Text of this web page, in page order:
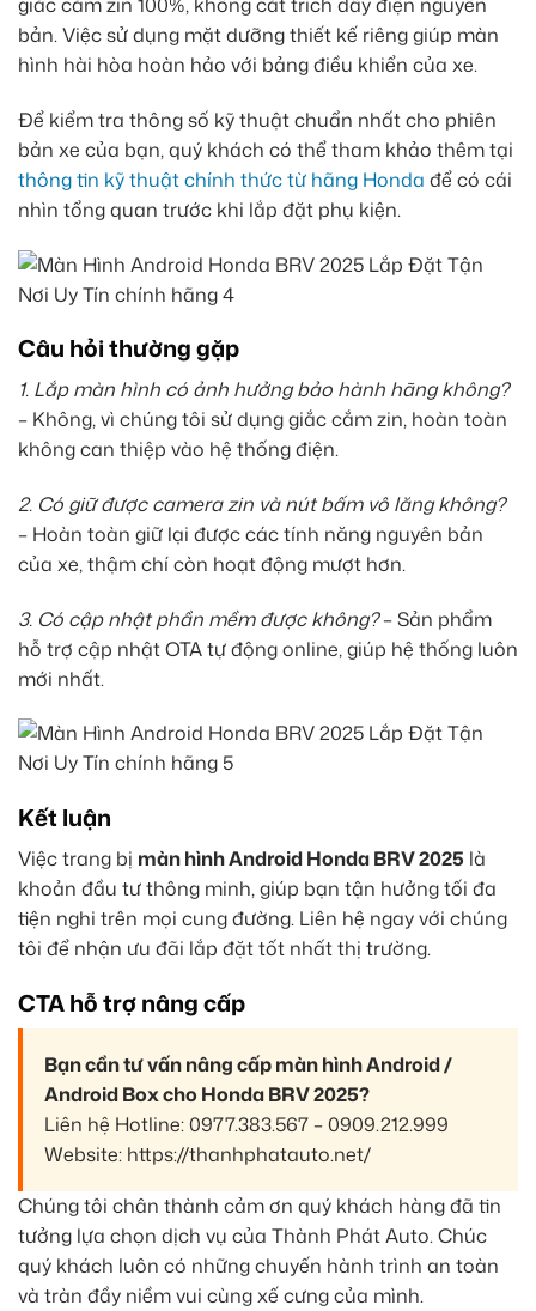
bản. Việc sử dụng mặt dưỡng thiết kế riêng giúp màn
hình hài hòa hoàn hảo với bảng điều khiển của xe.
Để kiểm tra thông số kỹ thuật chuẩn nhất cho phiên
bản xe của bạn, quý khách có thể tham khảo thêm tại
thông tin kỹ thuật chính thức từ hãng Honda để có cái
nhìn tổng quan trước khi lắp đặt phụ kiện.
Câu hỏi thường gặp
1. Lắp màn hình có ảnh hưởng bảo hành hãng không?
– Không, vì chúng tôi sử dụng giắc cắm zin, hoàn toàn
không can thiệp vào hệ thống điện.
2. Có giữ được camera zin và nút bấm vô lăng không?
– Hoàn toàn giữ lại được các tính năng nguyên bản
của xe, thậm chí còn hoạt động mượt hơn.
3. Có cập nhật phần mềm được không?– Sản phẩm
hỗ trợ cập nhật OTA tự động online, giúp hệ thống luôn
mới nhất.
Kết luận
Việc trang bị màn hình Android Honda BRV 2025 là
khoản đầu tư thông minh, giúp bạn tận hưởng tối đa
tiện nghi trên mọi cung đường. Liên hệ ngay với chúng
tôi để nhận ưu đãi lắp đặt tốt nhất thị trường.
CTA hỗ trợ nâng cấp
Bạn cần tư vấn nâng cấp màn hình Android /
Android Box cho Honda BRV 2025?
Liên hệ Hotline: 0977.383.567 – 0909.212.999
Website: https://thanhphatauto.net/
Chúng tôi chân thành cảm ơn quý khách hàng đã tin
tưởng lựa chọn dịch vụ của Thành Phát Auto. Chúc
quý khách luôn có những chuyến hành trình an toàn
và tràn đầy niềm vui cùng xế cưng của mình.